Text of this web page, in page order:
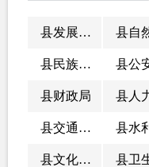
县发展和改革局
县民族宗教事务局 县公
县财政局
县交通运输局 县水
县文化广播电视和旅游局